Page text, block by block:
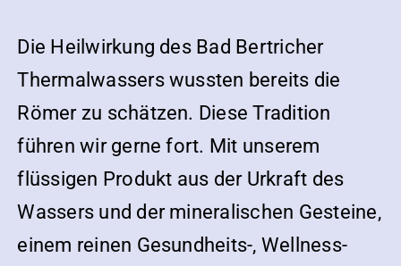
Die Heilwirkung des Bad Bertricher
Thermalwassers wussten bereits die
Römer zu schätzen. Diese Tradition
führen wir gerne fort. Mit unserem
flüssigen Produkt aus der Urkraft des
Wassers und der mineralischen Gesteine,
einem reinen Gesundheits-, Wellness-